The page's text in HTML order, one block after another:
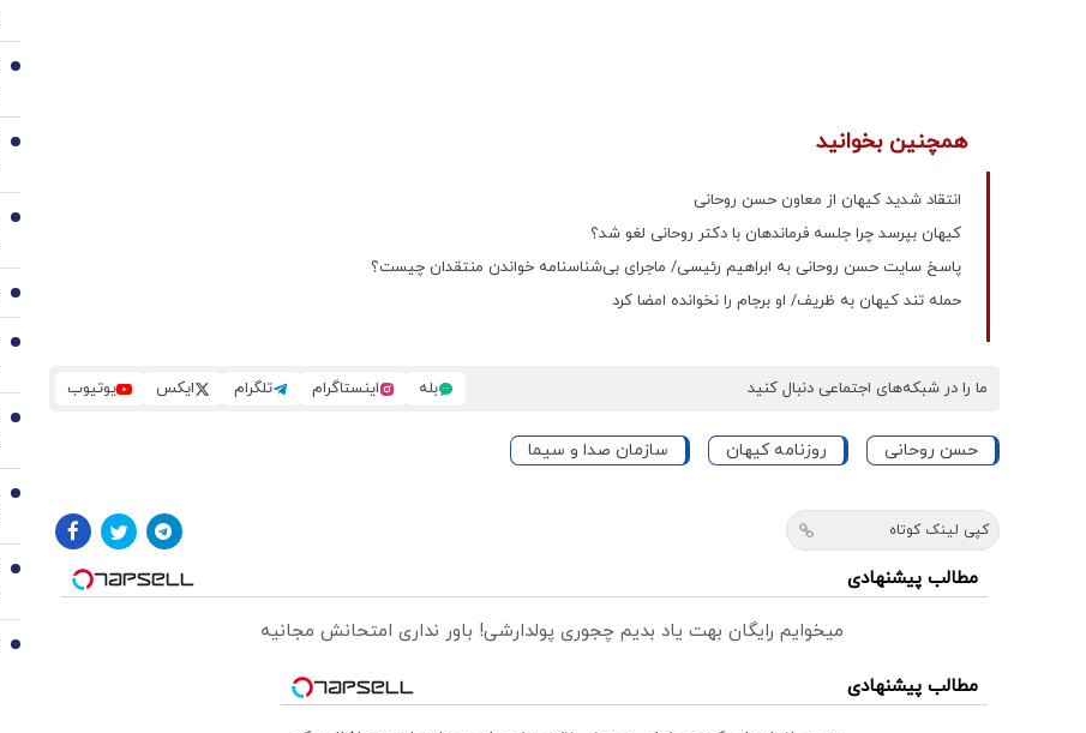
همچنین بخوانید
انتقاد شدید کیهان از معاون حسن روحانی
کیهان بپرسد چرا جلسه فرماندهان با دکتر روحانی لغو شد؟
پاسخ سایت حسن روحانی به ابراهیم رئیسی/ ماجرای بی‌شناسنامه خواندن منتقدان چیست؟
حمله تند کیهان به ظریف/ او برجام را نخوانده امضا کرد
ما را در شبکه‌های اجتماعی دنبال کنید بله اینستاگرام تلگرام ایکس یوتیوب
حسن روحانی روزنامه کیهان سازمان صدا و سیما
کپی لینک کوتاه
مطالب پیشنهادی
میخوایم رایگان بهت یاد بدیم چجوری پولدارشی! باور نداری امتحانش مجانیه
مطالب پیشنهادی
2
3
4
5
6
7
8
9
10